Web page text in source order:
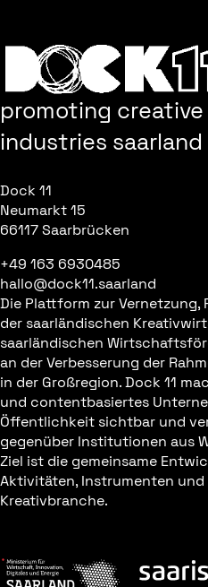
promoting creative
industries saarland
Dock 11
Neumarkt 15
66117 Saarbrücken
+49 163 6930485
hallo@dock11.saarland
Die Plattform zur
der saarländischen
saarländischen
an der Verbesserung der
in der Großregion. Dock 11
und contentbasiertes
Öffentlichkeit sichtbar und
gegenüber Institutionen aus
Ziel ist die gemeinsame
Aktivitäten, Instrumenten
Kreativbranche.